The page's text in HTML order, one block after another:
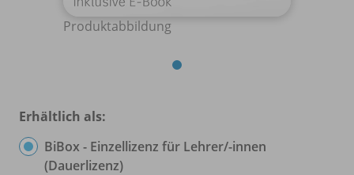
Produktabbildung
Erhältlich als:
BiBox - Einzellizenz für Lehrer/-innen
(Dauerlizenz)